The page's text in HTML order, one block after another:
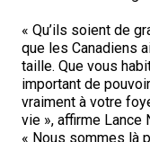
Chien d’eau
Vallhund suédois
Petit basset griffon
Pharaoh Hound
Épagneul cocker
Épagneul springer
Terrier Sealyham
Terrier Skye
Xoloitzcuintli
Terrier du Yorkshire
Leonberger
Mastiff
« Qu’ils soient de
que les Canadiens
taille. Que vous
important de
vraiment à votre
vie », affirme Lance
« Nous sommes là